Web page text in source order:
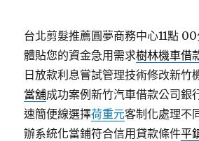
台北剪髮推薦圓夢商務中心11點 00
體貼您的資金急用需求樹林機車借
日放款利息嘗試管理技術修改新竹
當舖成功案例新竹汽車借款公司銀
速簡便線選擇荷重元客制化處理不
辦系統化當鋪符合信用貸款條件平